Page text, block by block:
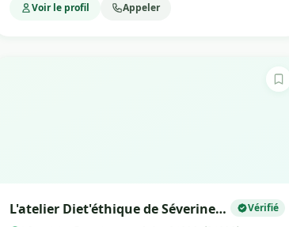
Voir le profil Appeler
L'atelier Diet'éthique de Séverine
Vérifié